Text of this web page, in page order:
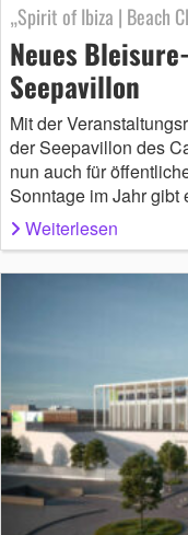
„Spirit of Ibiza | Beach
Neues
Seepavillon
Mit der
der Seepavillon des
nun auch für
Sonntage im Jahr
Weiterlesen